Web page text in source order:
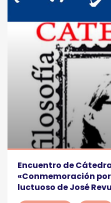
Encuentro de
«Conmemoración
luctuoso de José